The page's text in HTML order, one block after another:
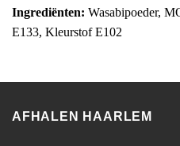
Ingrediënten: Wasabipoeder,
E133, Kleurstof E102
AFHALEN HAARLEM